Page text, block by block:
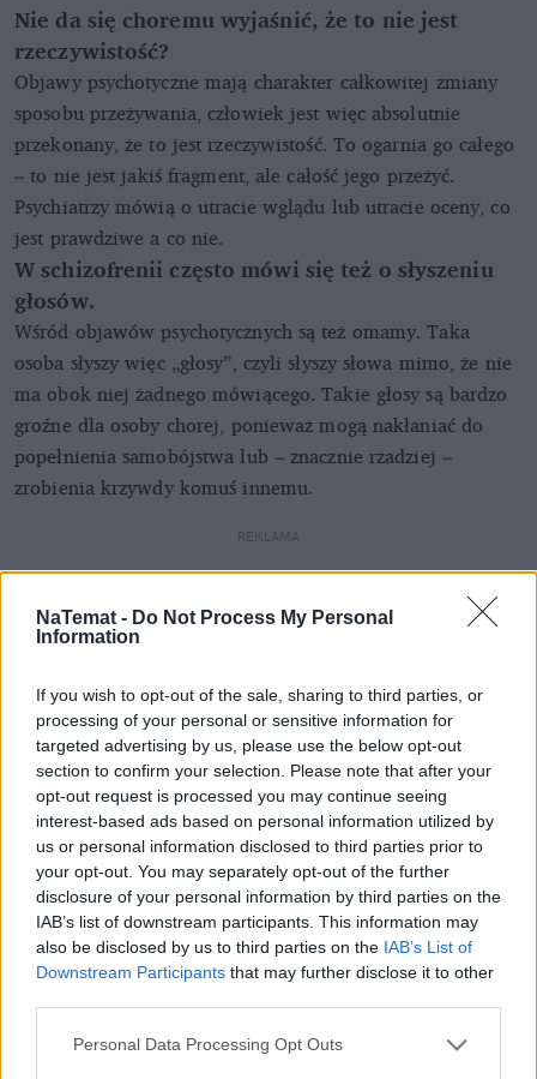
NaTemat - Do Not Process My Personal
Information
If you wish to opt-out of the sale, sharing to third parties, or
processing of your personal or sensitive information for
targeted advertising by us, please use the below opt-out
section to confirm your selection. Please note that after your
opt-out request is processed you may continue seeing
interest-based ads based on personal information utilized by
us or personal information disclosed to third parties prior to
your opt-out. You may separately opt-out of the further
disclosure of your personal information by third parties on the
IAB’s list of downstream participants. This information may
also be disclosed by us to third parties on the IAB’s List of
Downstream Participants that may further disclose it to other
Personal Data Processing Opt Outs
Nie da się choremu wyjaśnić, że to nie jest
rzeczywistość?
Objawy psychotyczne mają charakter całkowitej zmiany
sposobu przeżywania, człowiek jest więc absolutnie
przekonany, że to jest rzeczywistość. To ogarnia go całego
– to nie jest jakiś fragment, ale całość jego przeżyć.
Psychiatrzy mówią o utracie wglądu lub utracie oceny, co
jest prawdziwe a co nie.
W schizofrenii często mówi się też o słyszeniu
głosów.
Wśród objawów psychotycznych są też omamy. Taka
osoba słyszy więc „głosy”, czyli słyszy słowa mimo, że nie
ma obok niej żadnego mówiącego. Takie głosy są bardzo
groźne dla osoby chorej, ponieważ mogą nakłaniać do
popełnienia samobójstwa lub – znacznie rzadziej –
zrobienia krzywdy komuś innemu.
REKLAMA